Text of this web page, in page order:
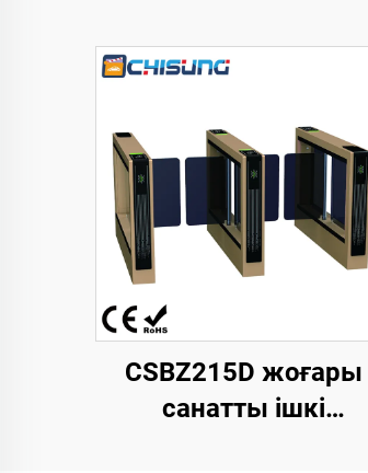
CSBZ215D жоғары
санатты ішкі